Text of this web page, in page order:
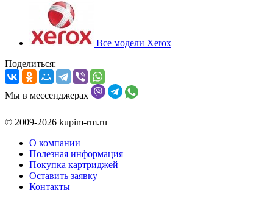
Все модели Xerox
Поделиться:
Мы в мессенджерах
© 2009-2026 kupim-rm.ru
О компании
Полезная информация
Покупка картриджей
Оставить заявку
Контакты